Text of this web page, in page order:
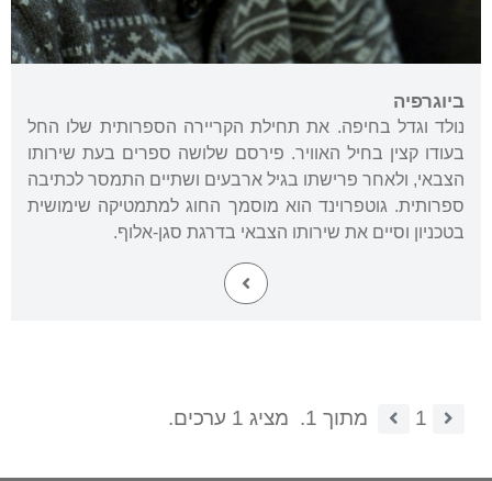
ביוגרפיה
נולד וגדל בחיפה. את תחילת הקריירה הספרותית שלו החל
בעודו קצין בחיל האוויר. פירסם שלושה ספרים בעת שירותו
הצבאי, ולאחר פרישתו בגיל ארבעים ושתיים התמסר לכתיבה
ספרותית. גוטפרוינד הוא מוסמך החוג למתמטיקה שימושית
בטכניון וסיים את שירותו הצבאי בדרגת סגן-אלוף.
1 מתוך 1. מציג 1 ערכים.